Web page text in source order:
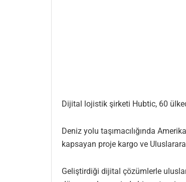
Dijital lojistik şirketi Hubtic, 60
Deniz yolu taşımacılığında
kapsayan proje kargo ve
Geliştirdiği dijital çözümlerle